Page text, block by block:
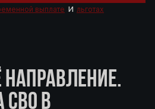
выплате и льготах
СВО В